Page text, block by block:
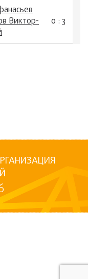
Виктор-
0 : 3